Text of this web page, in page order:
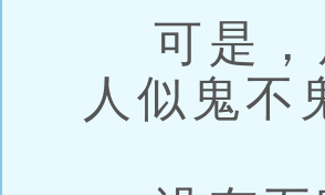
可是，
人似鬼不